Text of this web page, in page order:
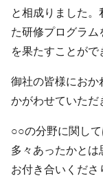
と相成りました
た研修プログラム
を果たすことがで
御社の皆様におか
かがわせていただ
○○の分野に関し
多々あったかとは
お付き合いくださ